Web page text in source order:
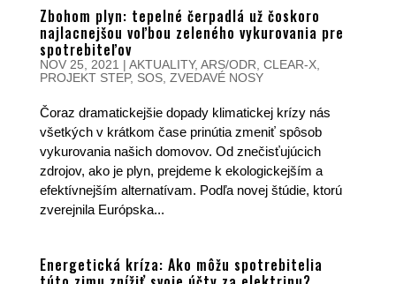
Zbohom plyn: tepelné čerpadlá už čoskoro
najlacnejšou voľbou zeleného vykurovania pre
spotrebiteľov
NOV 25, 2021 | AKTUALITY, ARS/ODR CLEAR-X,
PROJEKT STEP, SOS, ZVEDAVÉ NOSY
Čoraz dramatickejšie dopady klimatickej krízy nás
všetkých v krátkom čase prinútia zmeniť spôsob
vykurovania našich domovov. Od znečisťujúcich
zdrojov, ako je plyn, prejdeme k ekologickejším a
efektívnejším alternatívam. Podľa novej štúdie, ktorú
zverejnila Európska...
Energetická kríza: Ako môžu spotrebitelia